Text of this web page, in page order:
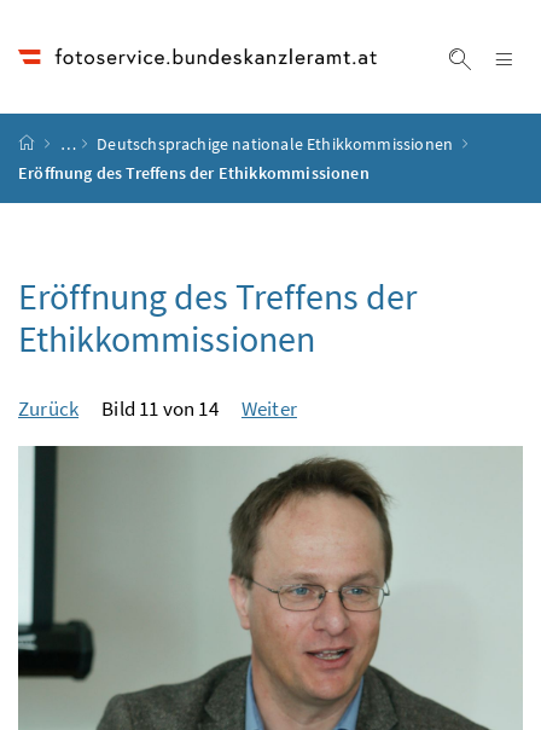
Startseite
…
Deutschsprachige nationale Ethikkommissionen
Eröffnung des Treffens der Ethikkommissionen
Eröffnung des Treffens der
Ethikkommissionen
Zurück Bild 11 von 14 Weiter